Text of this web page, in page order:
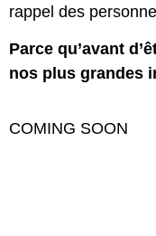
rappel des
Parce qu’avant
nos plus grandes
COMING SOON